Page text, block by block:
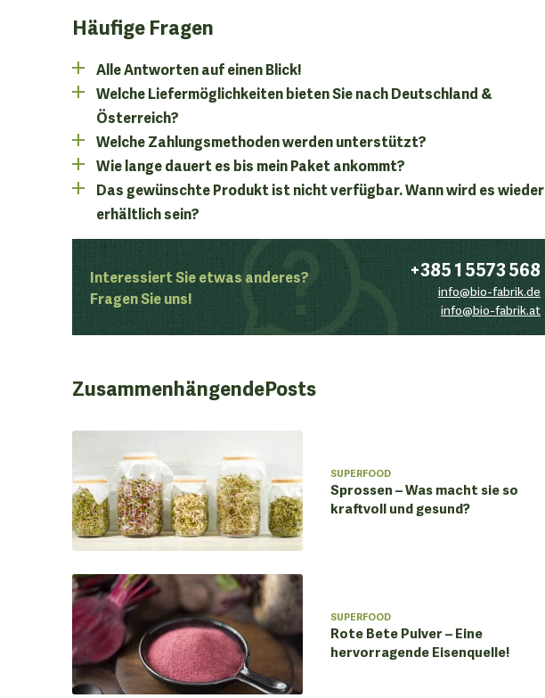
Häufige Fragen
Alle Antworten auf einen Blick!
Welche Liefermöglichkeiten bieten Sie nach Deutschland &
Österreich?
Welche Zahlungsmethoden werden unterstützt?
Wie lange dauert es bis mein Paket ankommt?
Das gewünschte Produkt ist nicht verfügbar. Wann wird es wieder
erhältlich sein?
Interessiert Sie etwas anderes?
Fragen Sie uns!
+385 1 5573 568
info@bio-fabrik.de
info@bio-fabrik.at
ZusammenhängendePosts
SUPERFOOD
Sprossen – Was macht sie so
kraftvoll und gesund?
SUPERFOOD
Rote Bete Pulver – Eine
hervorragende Eisenquelle!